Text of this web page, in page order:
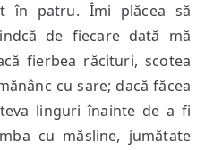
în patru. Îmi plăcea să
de fiecare dată mă
fierbea răcituri, scotea
cu sare; dacă făcea
linguri înainte de a fi
cu măsline, jumătate